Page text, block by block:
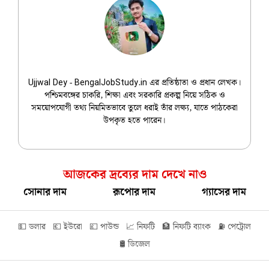
Ujjwal Dey - BengalJobStudy.in এর প্রতিষ্ঠাতা ও প্রধান লেখক।
পশ্চিমবঙ্গের চাকরি, শিক্ষা এবং সরকারি প্রকল্প নিয়ে সঠিক ও
সময়োপযোগী তথ্য নিয়মিতভাবে তুলে ধরাই তাঁর লক্ষ্য, যাতে পাঠকেরা
উপকৃত হতে পারেন।
আজকের দ্রব্যের দাম দেখে নাও
সোনার দাম রূপোর দাম গ্যাসের দাম
💵 ডলার 💶 ইউরো 💷 পাউন্ড 📈 নিফটি 🏦 নিফটি ব্যাংক ⛽ পেট্রোল
🛢️ ডিজেল